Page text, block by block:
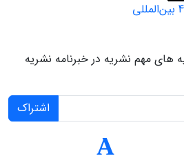
های مهم نشریه در خبرنامه نشریه
اشتراک